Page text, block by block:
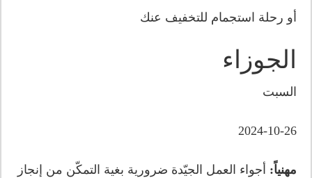
أو رحلة استجمام للتخفيف عنك
الجوزاء
السبت
2024-10-26
مهنياً: أجواء العمل الجيّدة ضرورية بغية التمكّن من إنجاز